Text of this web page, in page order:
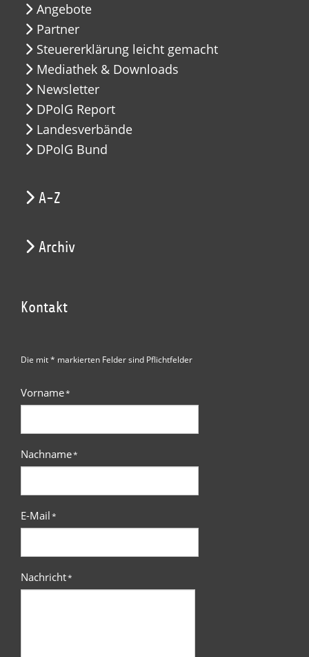
Angebote
Partner
Steuererklärung leicht gemacht
Mediathek & Downloads
Newsletter
DPolG Report
Landesverbände
DPolG Bund
A-Z
Archiv
Kontakt
Die mit * markierten Felder sind Pflichtfelder
Vorname*
Nachname*
E-Mail*
Nachricht*